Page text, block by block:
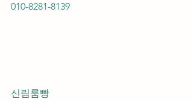
010-8281-8139
신림룸빵